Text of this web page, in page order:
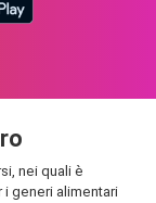
nei quali è
generi alimentari